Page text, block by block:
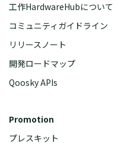
工作HardwareHubについて
コミュニティガイドライン
リリースノート
開発ロードマップ
Qoosky APIs
Promotion
プレスキット